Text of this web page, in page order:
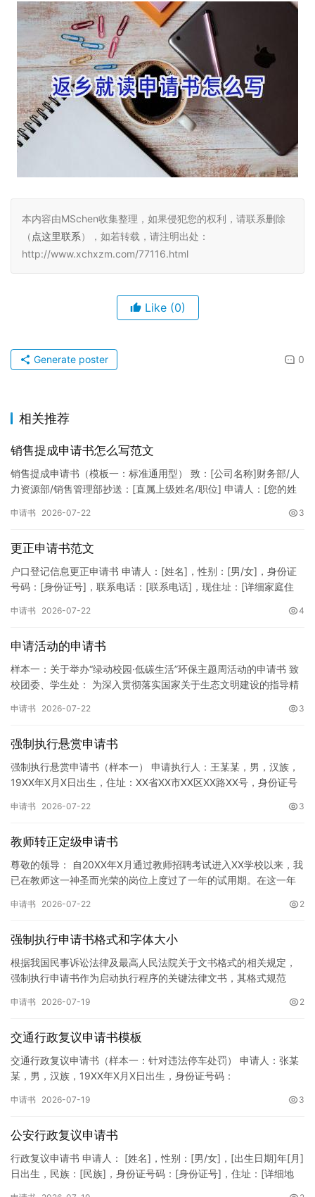
本内容由MSchen收集整理，如果侵犯您的权利，请联系删除
（ 点这里联系），如若转载，请注明出处：
http://www.xchxzm.com/77116.html
Like (0)
0
Generate poster
相关推荐
销售提成申请书怎么写范文
销售提成申请书（模板一：标准通用型） 致：[公司名称]财务部/人
力资源部/销售管理部抄送：[直属上级姓名/职位] 申请人：[您的姓
申请书 2026-07-22 3
更正申请书范文
户口登记信息更正申请书 申请人：[姓名]，性别：[男/女]，身份证
号码：[身份证号]，联系电话：[联系电话]，现住址：[详细家庭住
申请书 2026-07-22 4
申请活动的申请书
样本一：关于举办“绿动校园·低碳生活”环保主题周活动的申请书 致
校团委、学生处： 为深入贯彻落实国家关于生态文明建设的指导精
申请书 2026-07-22 3
强制执行悬赏申请书
强制执行悬赏申请书（样本一） 申请执行人：王某某，男，汉族，
19XX年X月X日出生，住址：XX省XX市XX区XX路XX号，身份证号
申请书 2026-07-22 3
教师转正定级申请书
尊敬的领导： 自20XX年X月通过教师招聘考试进入XX学校以来，我
已在教师这一神圣而光荣的岗位上度过了一年的试用期。在这一年
申请书 2026-07-22 2
强制执行申请书格式和字体大小
根据我国民事诉讼法律及最高人民法院关于文书格式的相关规定，
强制执行申请书作为启动执行程序的关键法律文书，其格式规范
纸张与…
申请书 2026-07-19 2
交通行政复议申请书模板
交通行政复议申请书（样本一：针对违法停车处罚） 申请人：张某
某，男，汉族，19XX年X月X日出生，身份证号码：
申请书 2026-07-19 3
公安行政复议申请书
行政复议申请书 申请人： [姓名]，性别：[男/女]，[出生日期]年[月]
日出生，民族：[民族]，身份证号码：[身份证号]，住址：[详细地